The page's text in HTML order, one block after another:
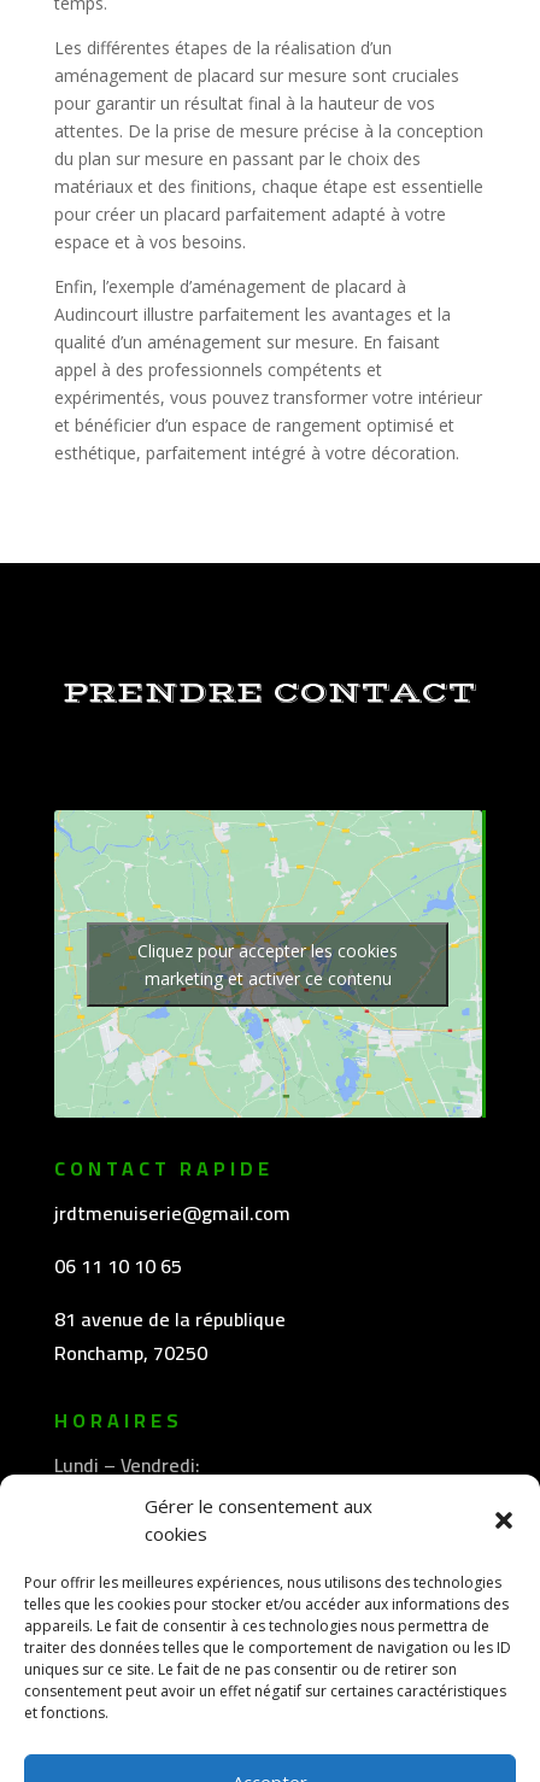
Gérer le consentement aux
cookies
Pour offrir les meilleures expériences, nous utilisons des technologies
telles que les cookies pour stocker et/ou accéder aux informations des
appareils. Le fait de consentir à ces technologies nous permettra de
traiter des données telles que le comportement de navigation ou les ID
uniques sur ce site. Le fait de ne pas consentir ou de retirer son
consentement peut avoir un effet négatif sur certaines caractéristiques
et fonctions.
Les différentes étapes de la réalisation d’un
aménagement de placard sur mesure sont cruciales
pour garantir un résultat final à la hauteur de vos
attentes. De la prise de mesure précise à la conception
du plan sur mesure en passant par le choix des
matériaux et des finitions, chaque étape est essentielle
pour créer un placard parfaitement adapté à votre
espace et à vos besoins.
Enfin, l’exemple d’aménagement de placard à
Audincourt illustre parfaitement les avantages et la
qualité d’un aménagement sur mesure. En faisant
appel à des professionnels compétents et
expérimentés, vous pouvez transformer votre intérieur
et bénéficier d’un espace de rangement optimisé et
esthétique, parfaitement intégré à votre décoration.
PRENDRE CONTACT
Cliquez pour accepter les cookies
marketing et activer ce contenu
CONTACT RAPIDE
jrdtmenuiserie@gmail.com
06 11 10 10 65
81 avenue de la république
Ronchamp, 70250
HORAIRES
Lundi – Vendredi:
8h30 -12h00
—————-
13h30 -18h00